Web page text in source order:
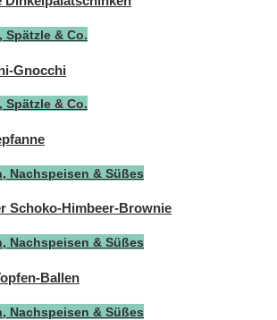
Spätzle & Co.
Gnocchi
Spätzle & Co.
Nachspeisen & Süßes
Schoko-Himbeer-Brownie
Nachspeisen & Süßes
Ballen
Nachspeisen & Süßes